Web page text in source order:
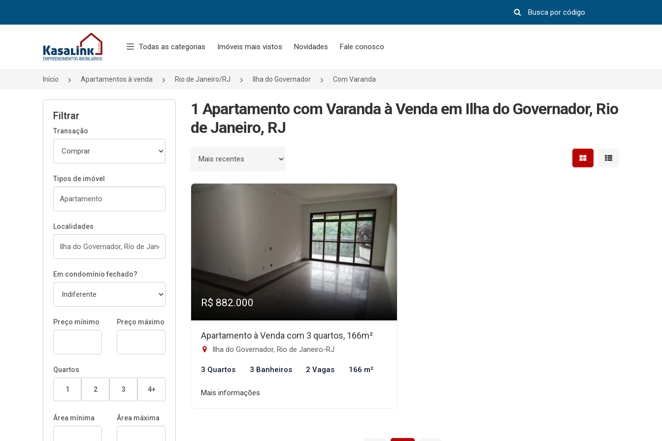
Página inicial
Todas as categorias Imóveis mais vistos Novidades Fale conosco
Início Apartamentos à venda Rio de Janeiro/RJ Ilha do Governador Com Varanda
Filtrar
Transação
Tipos de imóvel
Localidades
Em condomínio fechado?
Preço mínimo Preço máximo
Quartos
1 2 3 4+
Área mínima Área máxima
1 Apartamento com Varanda à Venda em Ilha do Governador, Rio
de Janeiro, RJ
Ordenar por Mostrar resultados em
Mostrar
R$ 882.000
Apartamento à Venda com 3 quartos, 166m²
Ilha do Governador, Rio de Janeiro-RJ
3 Quartos 3 Banheiros 2 Vagas 166 m²
Mais informações